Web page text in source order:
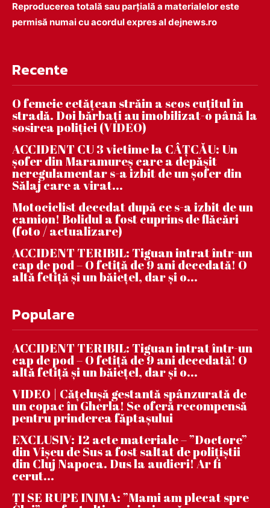
Reproducerea totală sau parțială a materialelor este
permisă numai cu acordul expres al dejnews.ro
Recente
O femeie cetățean străin a scos cuțitul în
stradă. Doi bărbați au imobilizat-o până la
sosirea poliției (VIDEO)
ACCIDENT CU 3 victime la CÂȚCĂU: Un
șofer din Maramureș care a depășit
neregulamentar s-a izbit de un șofer din
Sălaj care a virat...
Motociclist decedat după ce s-a izbit de un
camion! Bolidul a fost cuprins de flăcări
(foto / actualizare)
ACCIDENT TERIBIL: Tiguan intrat într-un
cap de pod – O fetiță de 9 ani decedată! O
altă fetiță și un băiețel, dar și o...
Populare
ACCIDENT TERIBIL: Tiguan intrat într-un
cap de pod – O fetiță de 9 ani decedată! O
altă fetiță și un băiețel, dar și o...
VIDEO | Căţeluşă gestantă spânzurată de
un copac în Gherla! Se oferă recompensă
pentru prinderea făptaşului
EXCLUSIV: 12 acte materiale – ”Doctore”
din Vișeu de Sus a fost saltat de polițiștii
din Cluj Napoca. Dus la audieri! Ar fi
cerut...
ȚI SE RUPE INIMA: ”Mami am plecat spre